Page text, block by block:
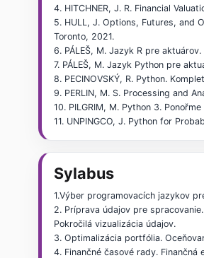
4. HITCHNER, J. R. Financial
5. HULL, J. Options, Futures, and
Toronto, 2021.
6. PÁLEŠ, M. Jazyk R pre
7. PÁLEŠ, M. Jazyk Python pre
8. PECINOVSKÝ, R. Python.
9. PERLIN, M. S. Processing and
10. PILGRIM, M. Python 3.
11. UNPINGCO, J. Python for
Sylabus
1.Výber programovacích jazykov
2. Príprava údajov pre
Pokročilá vizualizácia údajov.
3. Optimalizácia portfólia.
4. Finančné časové rady. Finančná